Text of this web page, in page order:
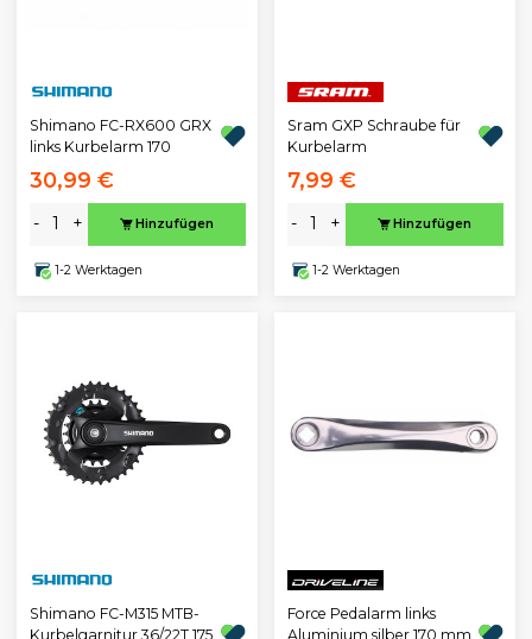
Shimano FC-RX600 GRX
links Kurbelarm 170
30,99 €
- + Hinzufügen
1-2 Werktagen
Sram GXP Schraube für
Kurbelarm
7,99 €
- + Hinzufügen
1-2 Werktagen
Shimano FC-M315 MTB-
Kurbelgarnitur 36/22T 175
Force Pedalarm links
Aluminium silber 170 mm